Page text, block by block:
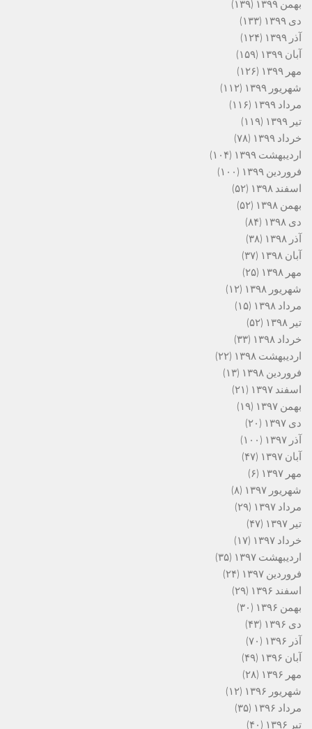
بهمن ۱۳۹۹
(۱۳۹)
دی ۱۳۹۹
(۱۳۳)
آذر ۱۳۹۹
(۱۲۴)
آبان ۱۳۹۹
(۱۵۹)
مهر ۱۳۹۹
(۱۲۶)
شهریور ۱۳۹۹
(۱۱۲)
مرداد ۱۳۹۹
(۱۱۶)
تیر ۱۳۹۹
(۱۱۹)
خرداد ۱۳۹۹
(۷۸)
اردیبهشت ۱۳۹۹
(۱۰۴)
فروردین ۱۳۹۹
(۱۰۰)
اسفند ۱۳۹۸
(۵۲)
بهمن ۱۳۹۸
(۵۲)
دی ۱۳۹۸
(۸۴)
آذر ۱۳۹۸
(۳۸)
آبان ۱۳۹۸
(۳۷)
مهر ۱۳۹۸
(۲۵)
شهریور ۱۳۹۸
(۱۲)
مرداد ۱۳۹۸
(۱۵)
تیر ۱۳۹۸
(۵۲)
خرداد ۱۳۹۸
(۳۳)
اردیبهشت ۱۳۹۸
(۲۲)
فروردین ۱۳۹۸
(۱۳)
اسفند ۱۳۹۷
(۲۱)
بهمن ۱۳۹۷
(۱۹)
دی ۱۳۹۷
(۲۰)
آذر ۱۳۹۷
(۱۰۰)
آبان ۱۳۹۷
(۴۷)
مهر ۱۳۹۷
(۶)
شهریور ۱۳۹۷
(۸)
مرداد ۱۳۹۷
(۲۹)
تیر ۱۳۹۷
(۴۷)
خرداد ۱۳۹۷
(۱۷)
اردیبهشت ۱۳۹۷
(۳۵)
فروردین ۱۳۹۷
(۲۴)
اسفند ۱۳۹۶
(۲۹)
بهمن ۱۳۹۶
(۳۰)
دی ۱۳۹۶
(۴۳)
آذر ۱۳۹۶
(۷۰)
آبان ۱۳۹۶
(۴۹)
مهر ۱۳۹۶
(۲۸)
شهریور ۱۳۹۶
(۱۲)
مرداد ۱۳۹۶
(۳۵)
تیر ۱۳۹۶
(۴۰)